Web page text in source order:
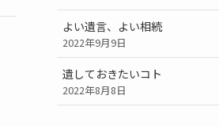
よい遺言、よい相続
2022年9月9日
遺しておきたいコト
2022年8月8日